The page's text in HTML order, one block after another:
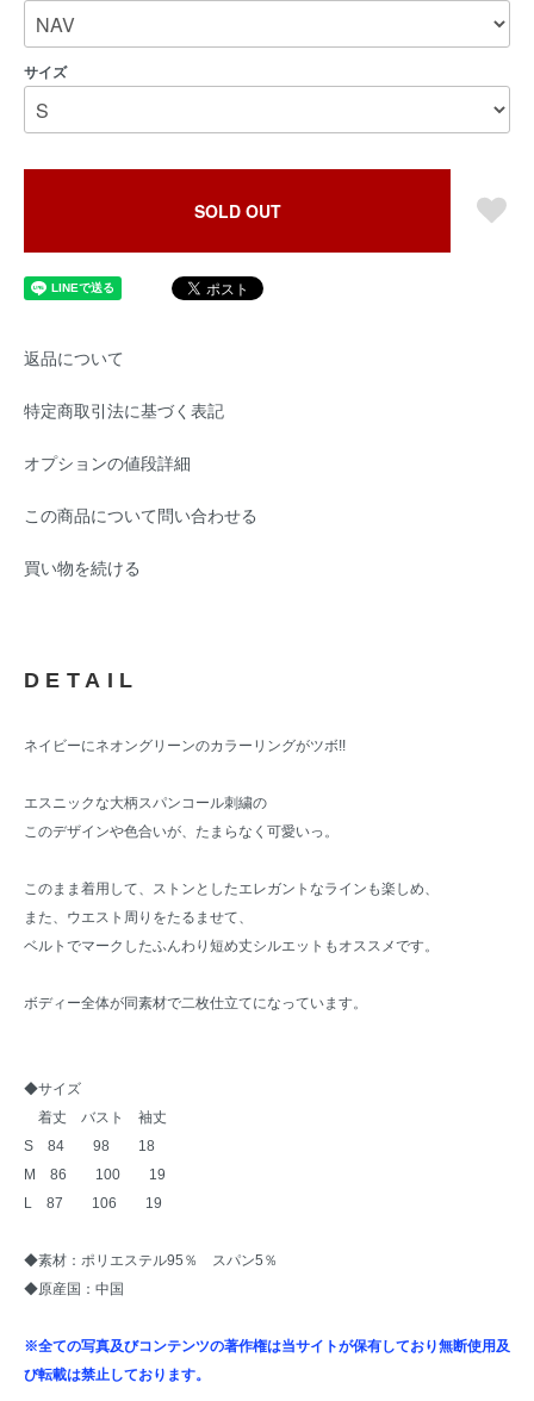
サイズ
SOLD OUT
返品について
特定商取引法に基づく表記
オプションの値段詳細
この商品について問い合わせる
買い物を続ける
DETAIL
ネイビーにネオングリーンのカラーリングがツボ!!
エスニックな大柄スパンコール刺繍の
このデザインや色合いが、たまらなく可愛いっ。
このまま着用して、ストンとしたエレガントなラインも楽しめ、
また、ウエスト周りをたるませて、
ベルトでマークしたふんわり短め丈シルエットもオススメです。
ボディー全体が同素材で二枚仕立てになっています。
◆サイズ
着丈 バスト 袖丈
S 84 98 18
M 86 100 19
L 87 106 19
◆素材：ポリエステル95％ スパン5％
◆原産国：中国
※全ての写真及びコンテンツの著作権は当サイトが保有しており無断使用及
び転載は禁止しております。